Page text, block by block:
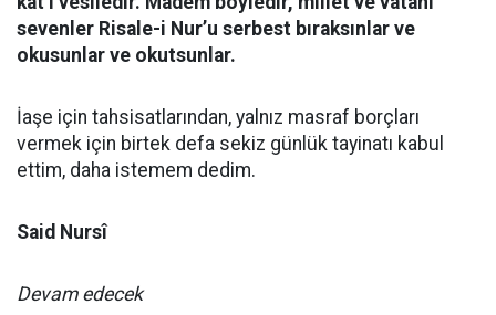
sevenler Risale-i Nur’u serbest bıraksınlar ve
okusunlar ve okutsunlar.
İaşe için tahsisatlarından, yalnız masraf borçları
vermek için birtek defa sekiz günlük tayinatı kabul
ettim, daha istemem dedim.
Said Nursî
Devam edecek